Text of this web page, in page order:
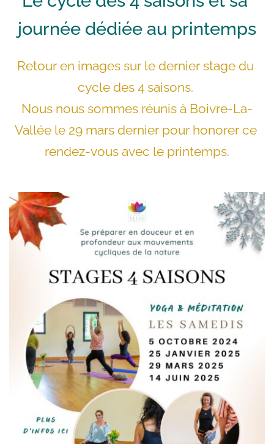
journée dédiée au printemps
Retour en images sur le dernier stage du
cycle des 4 saisons.
Nous nous sommes réunis à Boivre-La-
Vallée le 29 mars dernier pour honorer ce
rendez-vous avec le printemps.